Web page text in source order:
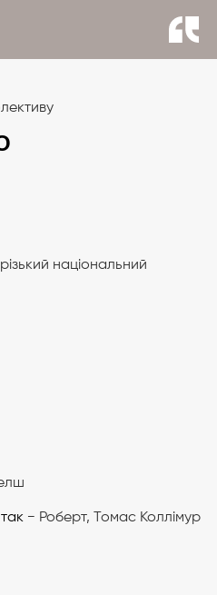
національний
− Роберт, Томас Коллімур